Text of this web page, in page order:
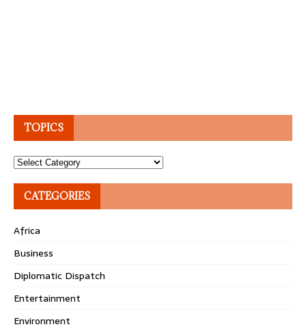
TOPICS
Topics
CATEGORIES
Africa
Business
Diplomatic Dispatch
Entertainment
Environment